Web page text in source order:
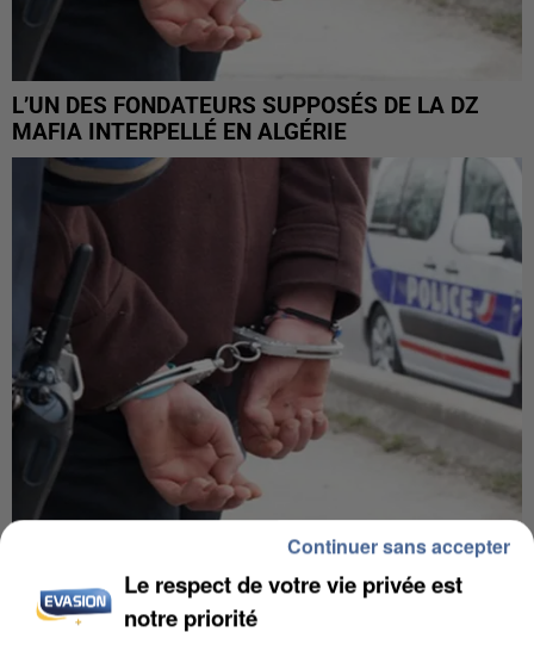
L’UN DES FONDATEURS SUPPOSÉS DE LA DZ
MAFIA INTERPELLÉ EN ALGÉRIE
INTERPELLÉ EN ALGÉRIE
Le respect de votre vie privée est
notre priorité
Continuer sans accepter